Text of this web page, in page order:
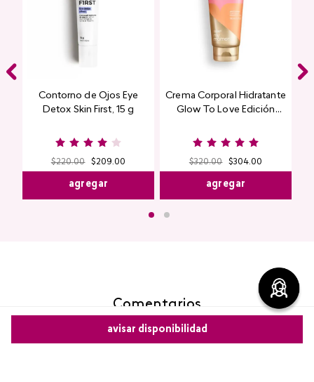
avisar disponibilidad
Contorno de Ojos Eye
Detox Skin First, 15 g
$220.00 $209.00
agregar
Crema Corporal Hidratante
Glow To Love Edición
$320.00 $304.00
agregar
Comentarios
cargando el resumen…